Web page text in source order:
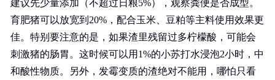
建议先少量添加（不超过日粮5%），观察粪便是否成型。
育肥猪可以放宽到20%，配合玉米、豆粕等主料使用效果更
佳。特别要注意的是，如果渣里残留过多柠檬酸，可能会
刺激猪的肠胃。这时候可以用1%的小苏打水浸泡2小时，中
和酸性物质。另外，发霉变质的渣绝对不能用，哪怕只看